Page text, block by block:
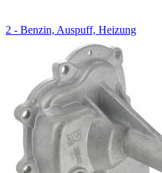
2 - Benzin, Auspuff, Heizung